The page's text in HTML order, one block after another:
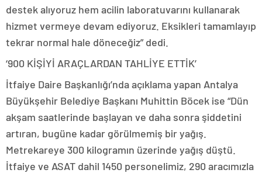
destek alıyoruz hem acilin laboratuvarını kullanarak
hizmet vermeye devam ediyoruz. Eksikleri tamamlayıp
tekrar normal hale döneceğiz” dedi.
‘900 KİŞİYİ ARAÇLARDAN TAHLİYE ETTİK’
İtfaiye Daire Başkanlığı’nda açıklama yapan Antalya
Büyükşehir Belediye Başkanı Muhittin Böcek ise “Dün
akşam saatlerinde başlayan ve daha sonra şiddetini
artıran, bugüne kadar görülmemiş bir yağış.
Metrekareye 300 kilogramın üzerinde yağış düştü.
İtfaiye ve ASAT dahil 1450 personelimiz, 290 aracımızla